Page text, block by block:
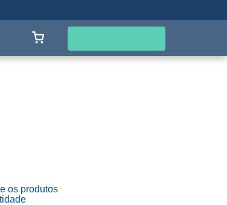
os produtos